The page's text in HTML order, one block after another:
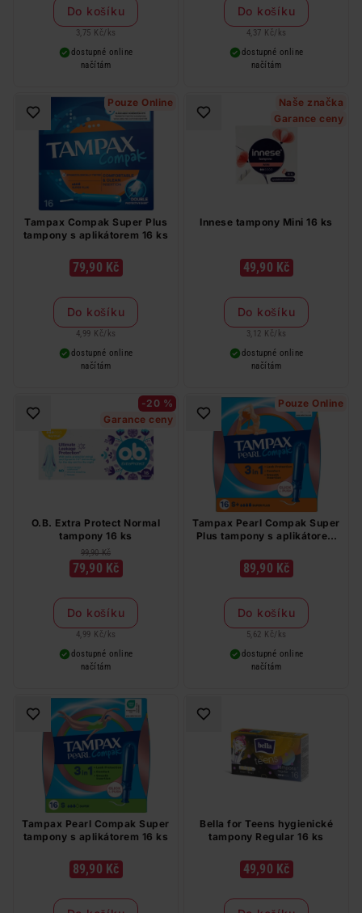
Do košíku
3,75 Kč/ ks
dostupné online
načítám
Do košíku
4,37 Kč/ ks
dostupné online
načítám
Pouze Online
Tampax Compak Super Plus
tampony s aplikátorem 16 ks
79,90 Kč
Do košíku
4,99 Kč/ ks
dostupné online
načítám
Naše značka
Garance ceny
Innese tampony Mini 16 ks
49,90 Kč
Do košíku
3,12 Kč/ ks
dostupné online
načítám
-20 %
Garance ceny
O.B. Extra Protect Normal
tampony 16 ks
99,90 Kč
79,90 Kč
Do košíku
4,99 Kč/ ks
dostupné online
načítám
Pouze Online
Tampax Pearl Compak Super
Plus tampony s aplikátorem
89,90 Kč
Do košíku
5,62 Kč/ ks
dostupné online
načítám
Tampax Pearl Compak Super
tampony s aplikátorem 16 ks
89,90 Kč
Bella for Teens hygienické
tampony Regular 16 ks
49,90 Kč